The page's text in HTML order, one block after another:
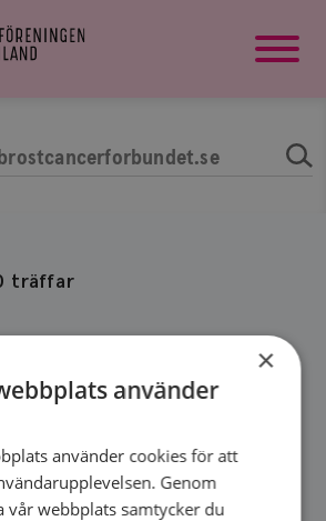
träffar
×
använder
använder cookies för att
Genom
vår webbplats samtycker du